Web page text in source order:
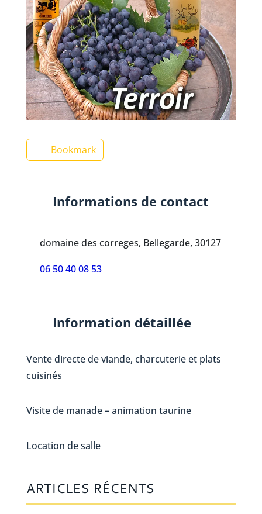
Bookmark
Informations de contact
domaine des correges, Bellegarde, 30127
06 50 40 08 53
Information détaillée
Vente directe de viande, charcuterie et plats
cuisinés
Visite de manade – animation taurine
Location de salle
ARTICLES RÉCENTS